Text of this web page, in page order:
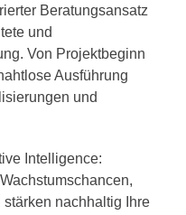
Beratungsansatz
und
Von Projektbeginn
Ausführung
und
Intelligence:
nachhaltig Ihre